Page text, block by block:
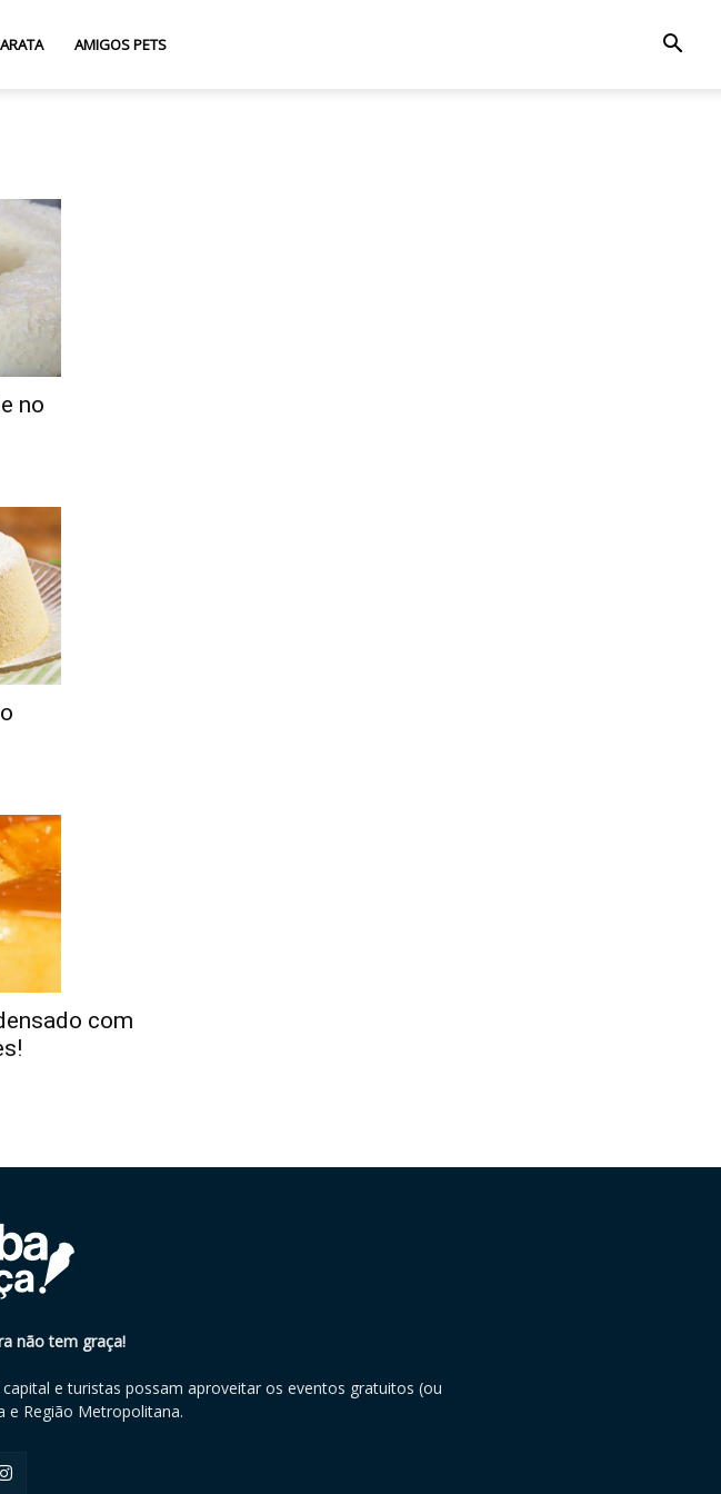
AMIGOS PETS
no
com
não tem graça!
e turistas possam aproveitar os eventos gratuitos (ou
e Região Metropolitana.